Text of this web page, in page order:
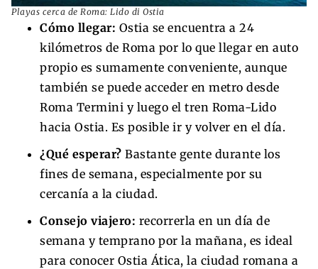
Playas cerca de Roma: Lido di Ostia
Cómo llegar: Ostia se encuentra a 24
kilómetros de Roma por lo que llegar en auto
propio es sumamente conveniente, aunque
también se puede acceder en metro desde
Roma Termini y luego el tren Roma-Lido
hacia Ostia. Es posible ir y volver en el día.
¿Qué esperar? Bastante gente durante los
fines de semana, especialmente por su
cercanía a la ciudad.
Consejo viajero: recorrerla en un día de
semana y temprano por la mañana, es ideal
para conocer Ostia Ática, la ciudad romana a